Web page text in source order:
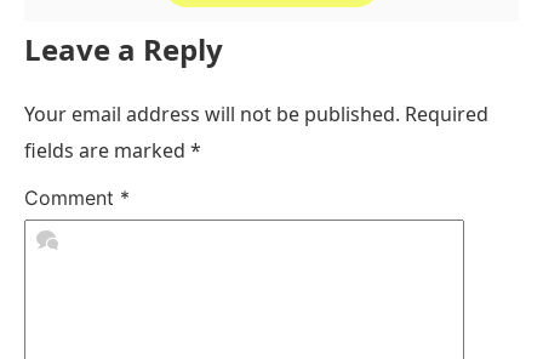
Leave a Reply
Your email address will not be published. Required
fields are marked *
Comment *